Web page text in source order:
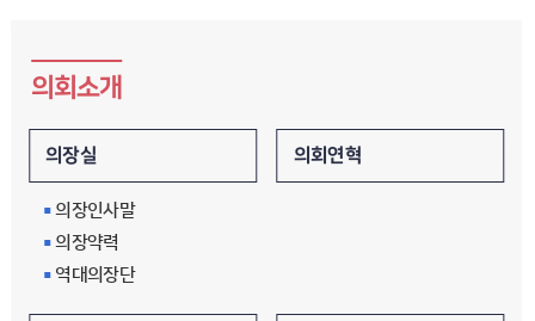
의회소개
의장실
의장인사말
의장약력
역대의장단
의회연혁